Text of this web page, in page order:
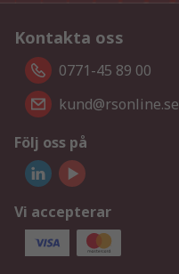
Kontakta oss
0771-45 89 00
kund@rsonline.se
Följ oss på
Vi accepterar